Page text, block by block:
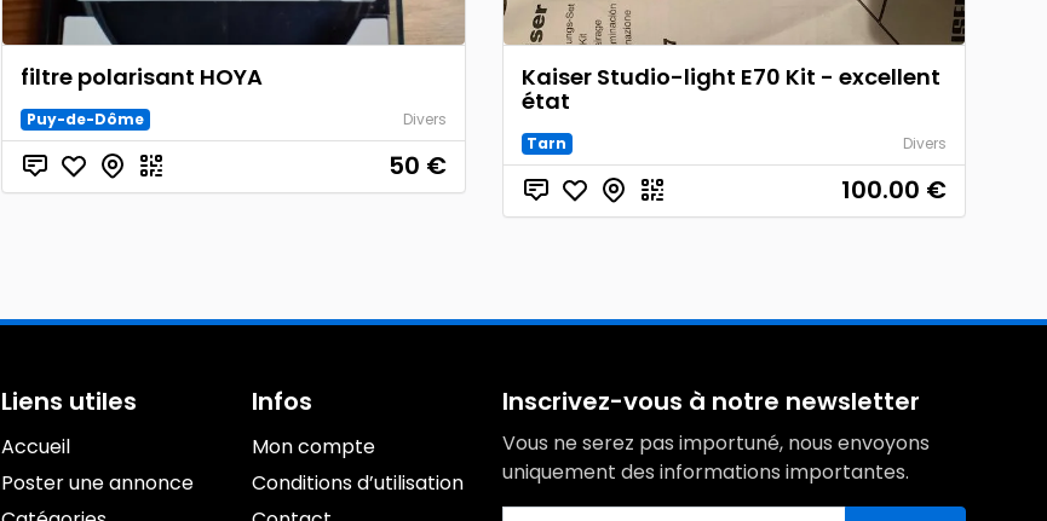
filtre polarisant HOYA
Puy-de-Dôme Divers
50 €
Kaiser Studio-light E70 Kit - excellent
état
Tarn Divers
100.00 €
Liens utiles
Accueil
Poster une annonce
Infos
Mon compte
Conditions d’utilisation
Inscrivez-vous à notre newsletter
Vous ne serez pas importuné, nous envoyons
uniquement des informations importantes.